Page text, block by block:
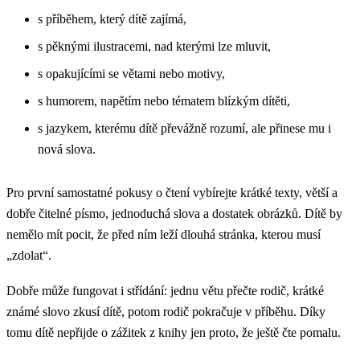
s příběhem, který dítě zajímá,
s pěknými ilustracemi, nad kterými lze mluvit,
s opakujícími se větami nebo motivy,
s humorem, napětím nebo tématem blízkým dítěti,
s jazykem, kterému dítě převážně rozumí, ale přinese mu i
nová slova.
Pro první samostatné pokusy o čtení vybírejte krátké texty, větší a
dobře čitelné písmo, jednoduchá slova a dostatek obrázků. Dítě by
nemělo mít pocit, že před ním leží dlouhá stránka, kterou musí
„zdolat“.
Dobře může fungovat i střídání: jednu větu přečte rodič, krátké
známé slovo zkusí dítě, potom rodič pokračuje v příběhu. Díky
tomu dítě nepřijde o zážitek z knihy jen proto, že ještě čte pomalu.